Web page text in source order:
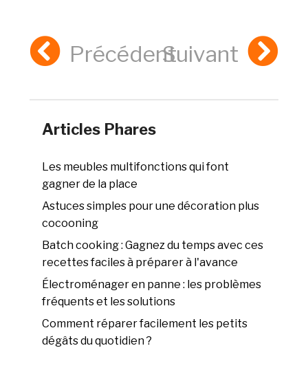
PrécédentSuivant
Articles Phares
Les meubles multifonctions qui font
gagner de la place
Astuces simples pour une décoration plus
cocooning
Batch cooking : Gagnez du temps avec ces
recettes faciles à préparer à l'avance
Électroménager en panne : les problèmes
fréquents et les solutions
Comment réparer facilement les petits
dégâts du quotidien ?